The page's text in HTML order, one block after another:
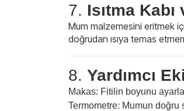
7. Isıtma
Mum malzemesini eritmek
doğrudan ısıya temas
8. Yardımcı
Makas: Fitilin boyunu
Termometre: Mumun doğru